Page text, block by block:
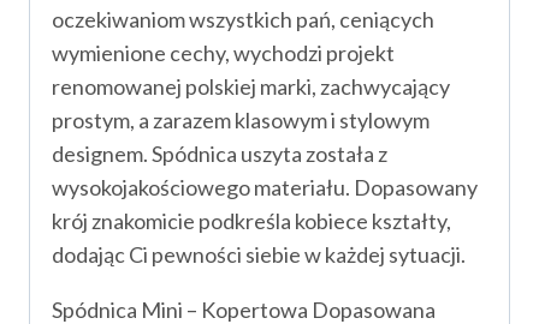
oczekiwaniom wszystkich pań, ceniących
wymienione cechy, wychodzi projekt
renomowanej polskiej marki, zachwycający
prostym, a zarazem klasowym i stylowym
designem. Spódnica uszyta została z
wysokojakościowego materiału. Dopasowany
krój znakomicie podkreśla kobiece kształty,
dodając Ci pewności siebie w każdej sytuacji.
Spódnica Mini – Kopertowa Dopasowana